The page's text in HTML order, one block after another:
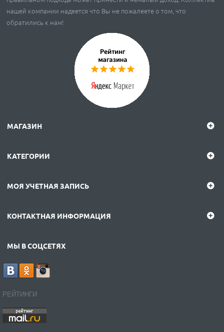
нашей компании надеется что Вы не пожалеете о том, что
обратились к нам!
МАГАЗИН
КАТЕГОРИИ
МОЯ УЧЕТНАЯ ЗАПИСЬ
КОНТАКТНАЯ ИНФОРМАЦИЯ
МЫ В СОЦСЕТЯХ
РЕЙТИНГИ